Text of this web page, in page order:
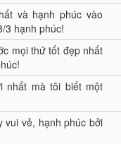
và hạnh phúc vào
3 hạnh phúc!
mọi thứ tốt đẹp nhất
nhất mà tôi biết một
vui vẻ, hạnh phúc bởi